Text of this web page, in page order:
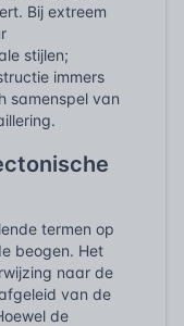
Bij extreem
stijlen;
immers
samenspel van
termen op
beogen. Het
naar de
van de
de